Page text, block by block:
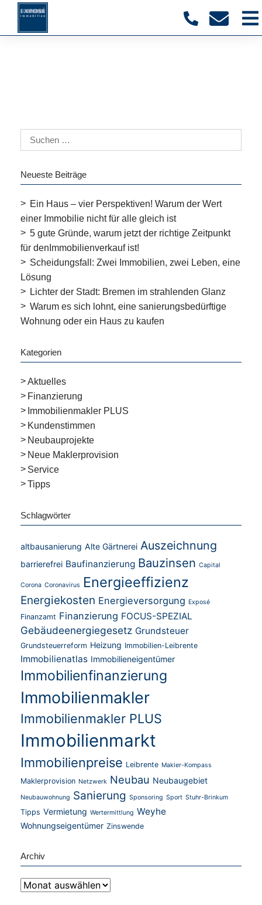
Neueste Beiträge
Ein Haus – vier Perspektiven! Warum der Wert
einer Immobilie nicht für alle gleich ist
5 gute Gründe, warum jetzt der richtige Zeitpunkt
für denImmobilienverkauf ist!
Scheidungsfall: Zwei Immobilien, zwei Leben, eine
Lösung
Lichter der Stadt: Bremen im strahlenden Glanz
Warum es sich lohnt, eine sanierungsbedürftige
Wohnung oder ein Haus zu kaufen
Kategorien
Aktuelles
Finanzierung
Immobilienmakler PLUS
Kundenstimmen
Neubauprojekte
Neue Maklerprovision
Service
Tipps
Schlagwörter
altbausanierung Alte Gärtnerei Auszeichnung
barrierefrei Baufinanzierung Bauzinsen Capital
Corona Coronavirus Energieeffizienz
Energiekosten Energieversorgung Exposé
Finanzamt Finanzierung FOCUS-SPEZIAL
Gebäudeenergiegesetz Grundsteuer
Grundsteuerreform Heizung Immobilien-Leibrente
Immobilienatlas Immobilieneigentümer
Immobilienfinanzierung
Immobilienmakler
Immobilienmakler PLUS
Immobilienmarkt
Immobilienpreise Leibrente Makler-Kompass
Maklerprovision Netzwerk Neubau Neubaugebiet
Neubauwohnung Sanierung Sponsoring Sport Stuhr-Brinkum
Tipps Vermietung Wertermittlung Weyhe
Wohnungseigentümer Zinswende
Archiv